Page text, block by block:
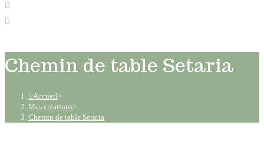
Chemin de table Setaria
Accueil>
Mes créations>
Chemin de table Setaria